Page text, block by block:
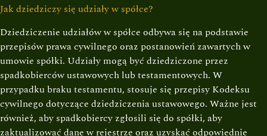
Jak dziedziczy się udziały w spółce?
Dziedziczenie udziałów w spółce odbywa się na podstawie
przepisów prawa cywilnego oraz postanowień zawartych w
umowie spółki. Udziały mogą być dziedziczone przez
spadkobierców ustawowych lub testamentowych. W
przypadku braku testamentu, stosuje się przepisy Kodeksu
cywilnego dotyczące dziedziczenia ustawowego. Ważne jest
również, aby spadkobiercy zgłosili się do spółki, aby
zaktualizować dane w rejestrze oraz uzyskać odpowiednie